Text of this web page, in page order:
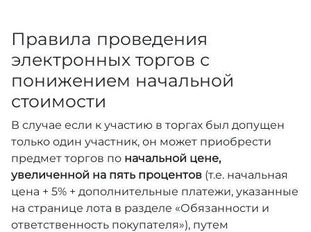
Правила проведения
электронных торгов с
понижением начальной
стоимости
В случае если к участию в торгах был допущен
только один участник, он может приобрести
предмет торгов по начальной цене,
увеличенной на пять процентов (т.е. начальная
цена + 5% + дополнительные платежи, указанные
на странице лота в разделе «Обязанности и
ответственность покупателя»), путем